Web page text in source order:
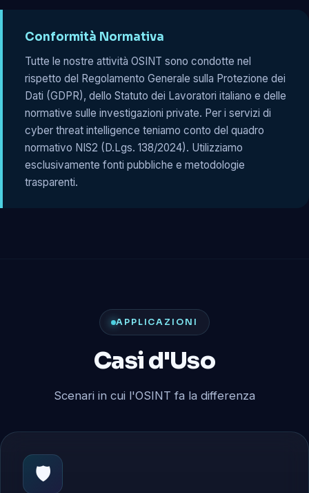
Conformità Normativa
Tutte le nostre attività OSINT sono condotte nel
rispetto del Regolamento Generale sulla Protezione dei
Dati (GDPR), dello Statuto dei Lavoratori italiano e delle
normative sulle investigazioni private. Per i servizi di
cyber threat intelligence teniamo conto del quadro
normativo NIS2 (D.Lgs. 138/2024). Utilizziamo
esclusivamente fonti pubbliche e metodologie
trasparenti.
APPLICAZIONI
Casi d'Uso
Scenari in cui l'OSINT fa la differenza
🛡️